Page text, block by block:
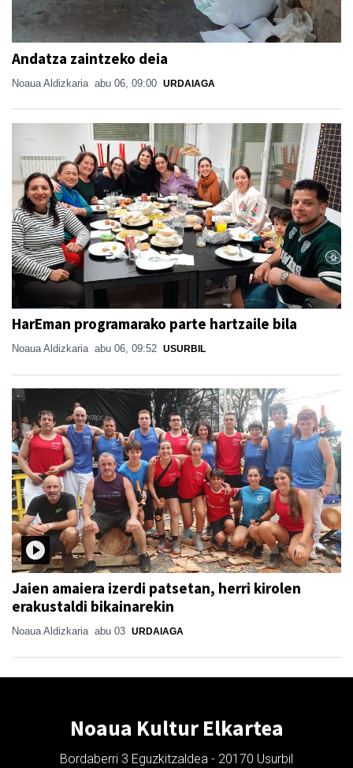
Andatza zaintzeko deia
Noaua Aldizkaria abu 06, 09:00 URDAIAGA
HarEman programarako parte hartzaile bila
Noaua Aldizkaria abu 06, 09:52 USURBIL
Jaien amaiera izerdi patsetan, herri kirolen
erakustaldi bikainarekin
Noaua Aldizkaria abu 03 URDAIAGA
Noaua Kultur Elkartea
Bordaberri 3 Eguzkitzaldea - 20170 Usurbil